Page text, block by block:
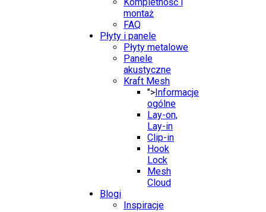
montaż
FAQ
Płyty i panele
Płyty metalowe
Panele
akustyczne
Kraft Mesh
">Informacje
ogólne
Lay-on,
Lay-in
Clip-in
Hook
Lock
Mesh
Cloud
Blogi
Inspiracje